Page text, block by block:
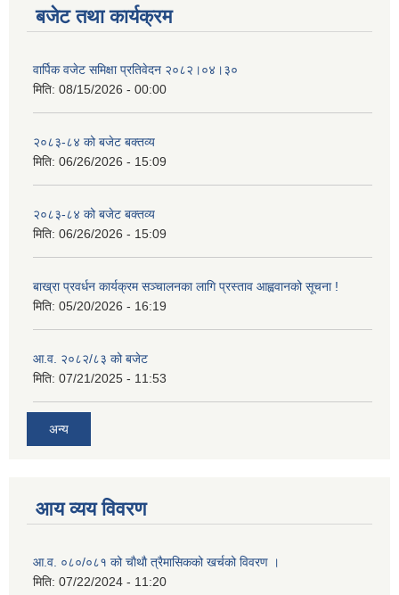
बजेट तथा कार्यक्रम
वार्पिक वजेट समिक्षा प्रतिवेदन २०८२।०४।३०
मिति: 08/15/2026 - 00:00
२०८३-८४ को बजेट बक्तव्य
मिति: 06/26/2026 - 15:09
२०८३-८४ को बजेट बक्तव्य
मिति: 06/26/2026 - 15:09
बाख्रा प्रवर्धन कार्यक्रम सञ्चालनका लागि प्रस्ताव आह्ववानको सूचना !
मिति: 05/20/2026 - 16:19
आ.व. २०८२/८३ को बजेट
मिति: 07/21/2025 - 11:53
अन्य
आय व्यय विवरण
आ.व. ०८०/०८१ को चाैथाै त्रैमासिकको खर्चको विवरण ।
मिति: 07/22/2024 - 11:20